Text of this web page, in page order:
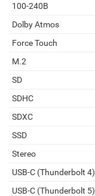
100-240В
Dolby Atmos
Force Touch
M.2
SD
SDHC
SDXC
SSD
Stereo
USB-C (Thunderbolt 4)
USB-C (Thunderbolt 5)